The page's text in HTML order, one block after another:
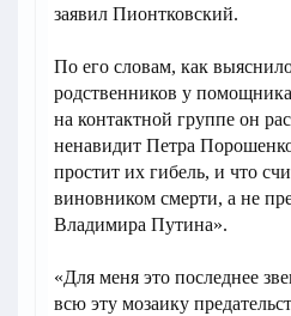
заявил Пионтковский.
По его словам, как
родственников у
на контактной группе он
ненавидит Петра
простит их гибель, и что
виновником смерти, а не
Владимира Путина».
«Для меня это последнее
всю эту мозаику